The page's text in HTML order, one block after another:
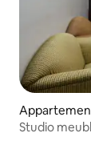
Studio